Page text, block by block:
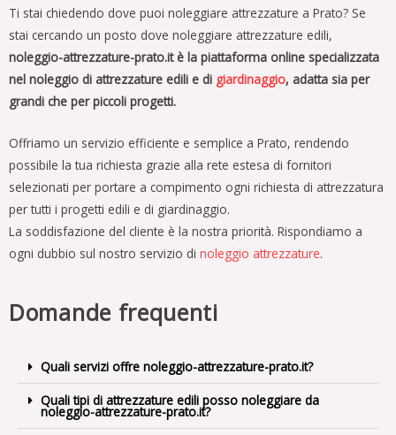
Ti stai chiedendo dove puoi noleggiare attrezzature a Prato? Se
stai cercando un posto dove noleggiare attrezzature edili,
noleggio-attrezzature-prato.it è la piattaforma online specializzata
nel noleggio di attrezzature edili e di giardinaggio, adatta sia per
grandi che per piccoli progetti.
Offriamo un servizio efficiente e semplice a Prato, rendendo
possibile la tua richiesta grazie alla rete estesa di fornitori
selezionati per portare a compimento ogni richiesta di attrezzatura
per tutti i progetti edili e di giardinaggio.
La soddisfazione del cliente è la nostra priorità. Rispondiamo a
ogni dubbio sul nostro servizio di noleggio attrezzature.
Domande frequenti
Quali servizi offre noleggio-attrezzature-prato.it?
Quali tipi di attrezzature edili posso noleggiare da
noleggio-attrezzature-prato.it?